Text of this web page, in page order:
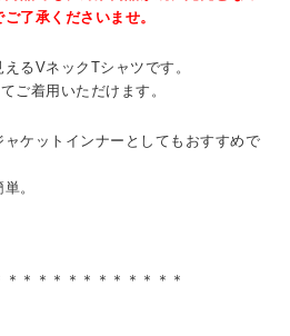
了承くださいませ。
るVネックTシャツです。
ご着用いただけます。
ャケットインナーとしてもおすすめで
。
＊＊＊＊＊＊＊＊＊＊＊